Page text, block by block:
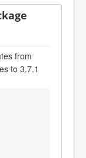
from
to 3.7.1